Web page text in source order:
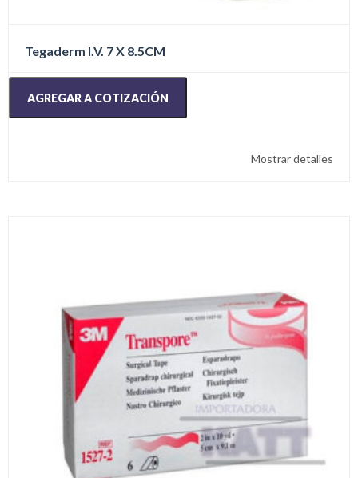
Tegaderm I.V. 7 X 8.5CM
AGREGAR A COTIZACIÓN
Mostrar detalles